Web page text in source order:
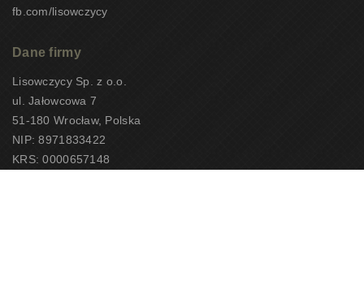
fb.com/lisowczycy
Dane firmy
Lisowczycy Sp. z o.o.
ul. Jałowcowa 7
51-180 Wrocław, Polska
NIP: 8971833422
KRS: 0000657148